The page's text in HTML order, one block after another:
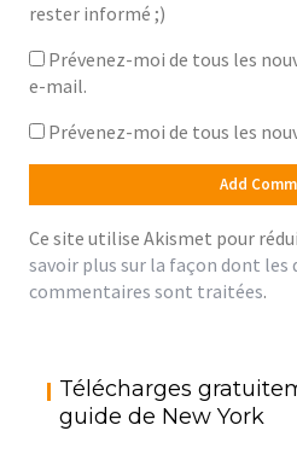
rester informé ;)
Prévenez-moi de tous les
e-mail.
Prévenez-moi de tous les
Ce site utilise Akismet pour
savoir plus sur la façon dont les
commentaires sont traitées.
Télécharges
guide de New York